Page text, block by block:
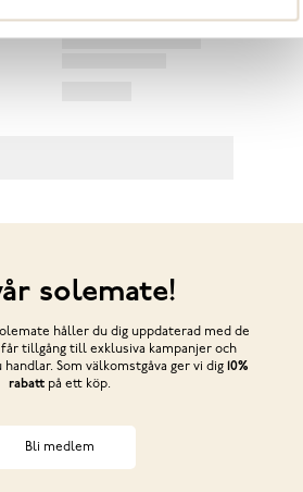
solemate!
håller du dig uppdaterad med de
tillgång till exklusiva kampanjer och
Som välkomstgåva ger vi dig 10%
rabattpå ett köp.
Bli medlem